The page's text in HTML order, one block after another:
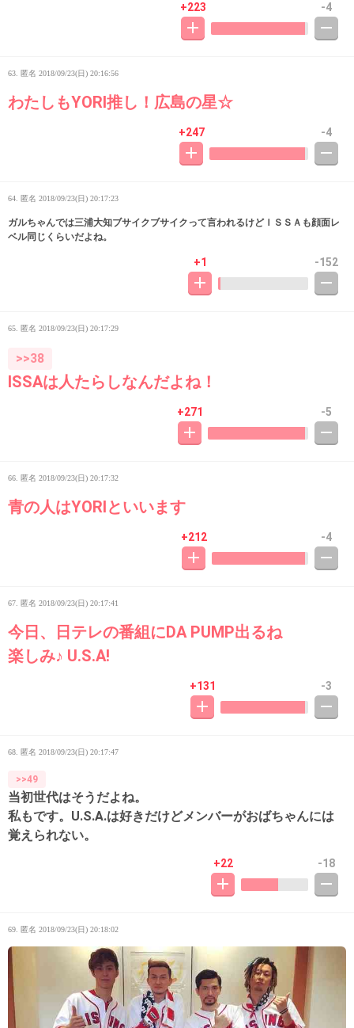
+223 -4
63. 匿名 2018/09/23(日) 20:16:56
わたしもYORI推し！広島の星☆
+247 -4
64. 匿名 2018/09/23(日) 20:17:23
ガルちゃんでは三浦大知ブサイクブサイクって言われるけどＩＳＳＡも顔面レ
ベル同じくらいだよね。
+1 -152
65. 匿名 2018/09/23(日) 20:17:29
>>38
ISSAは人たらしなんだよね！
+271 -5
66. 匿名 2018/09/23(日) 20:17:32
青の人はYORIといいます
+212 -4
67. 匿名 2018/09/23(日) 20:17:41
今日、日テレの番組にDA PUMP出るね
楽しみ♪ U.S.A!
+131 -3
68. 匿名 2018/09/23(日) 20:17:47
>>49
当初世代はそうだよね。
私もです。U.S.A.は好きだけどメンバーがおばちゃんには
覚えられない。
+22 -18
69. 匿名 2018/09/23(日) 20:18:02